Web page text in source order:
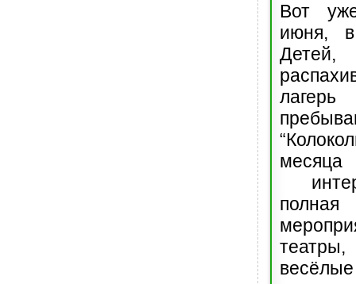
Вот
июня,
Детей,
полная